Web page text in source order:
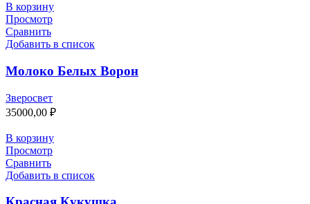
В корзину
Просмотр
Сравнить
Добавить в список
Молоко Белых Ворон
Зверосвет
35000,00 ₽
В корзину
Просмотр
Сравнить
Добавить в список